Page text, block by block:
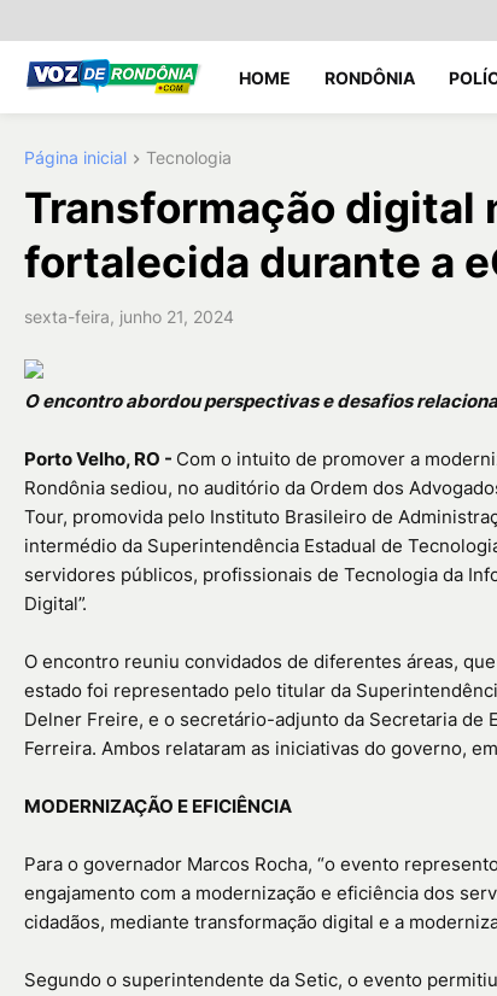
HOME RONDÔNIA
Página inicial Tecnologia
Transformação digital
fortalecida durante a
sexta-feira, junho 21, 2024
O encontro abordou perspectivas e desafios
Porto Velho, RO - Com o intuito de promover a
Rondônia sediou, no auditório da Ordem dos
Tour, promovida pelo Instituto Brasileiro de
intermédio da Superintendência Estadual de
servidores públicos, profissionais de Tecnologia da
Digital”.
O encontro reuniu convidados de diferentes áreas,
estado foi representado pelo titular da
Delner Freire, e o secretário-adjunto da Secretaria de
Ferreira. Ambos relataram as iniciativas do governo,
MODERNIZAÇÃO E EFICIÊNCIA
Para o governador Marcos Rocha, “o evento
engajamento com a modernização e eficiência dos
cidadãos, mediante transformação digital e a
Segundo o superintendente da Setic, o evento